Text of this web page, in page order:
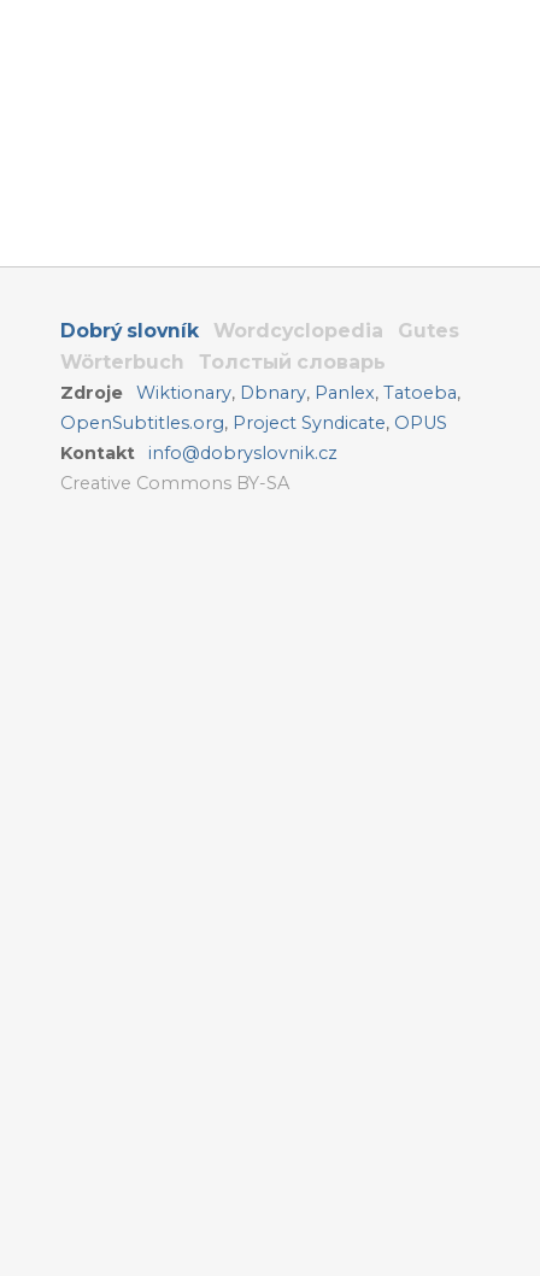
Dobrý slovník Wordcyclopedia
Gutes
Wörterbuch
Толстый словарь
Zdroje Wiktionary, Dbnary, Panlex,Tatoeba,
OpenSubtitles.org, Project Syndicate, OPUS
Kontakt
info@dobryslovnik.cz
Creative Commons BY-SA